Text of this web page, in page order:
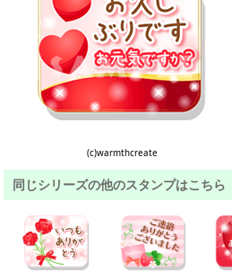
(c)warmthcreate
同じシリーズの他のスタンプはこちら